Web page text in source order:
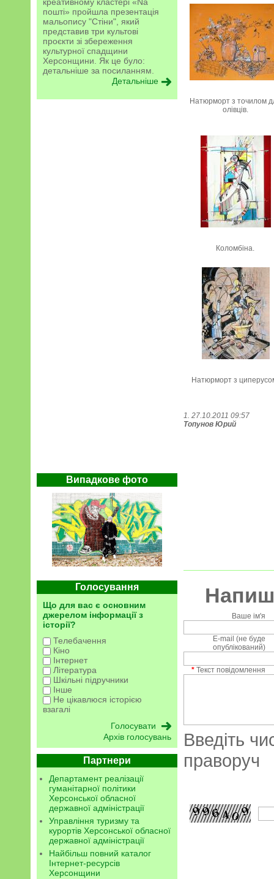
пошті» пройшла презентація
мальопису "Стіни", який
представив три культові
проєкти зі збереження
культурної спадщини
Херсонщини. Як це було:
детальніше за посиланням.
Детальніше
Випадкове фото
Голосування
Що для вас є основним
джерелом інформації з
історії?
Телебачення
Кіно
Інтернет
Література
Шкільні підручники
Інше
Не цікавлюся історією
взагалі
Архів голосувань
Партнери
Департамент реалізації
гуманітарної політики
Херсонської обласної
державної адміністрації
Управління туризму та
курортів Херсонської обласної
державної адміністрації
Найбільш повний каталог
Інтернет-ресурсів
Херсонщини
Натюрморт з точилом
олівців.
Коломбіна.
Натюрморт з
1. 27.10.2011 09:57
Топунов Юрий
Ваше ім'я
E-mail (не буде
опублікований)
* Текст повідомлення
Введіть
праворуч